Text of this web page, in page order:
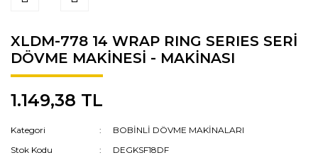
XLDM-778 14 WRAP RING SERIES SERİ
DÖVME MAKİNESİ - MAKİNASI
1.149,38 TL
Kategori
BOBİNLİ DÖVME MAKİNALARI
Stok Kodu
DEGKSF18DF